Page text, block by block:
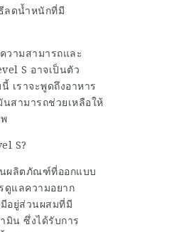
ลดน้ำหนักที่มี
วามสามารถและ
S อาจเป็นตัว
เราจะพูดถึงอาหาร
สามารถช่วยเหลือให้
S?
นผลิตภัณฑ์ที่ออกแบบ
ดูแลความอยาก
อยู่ส่วนผสมที่มี
มิน ซึ่งได้รับการ